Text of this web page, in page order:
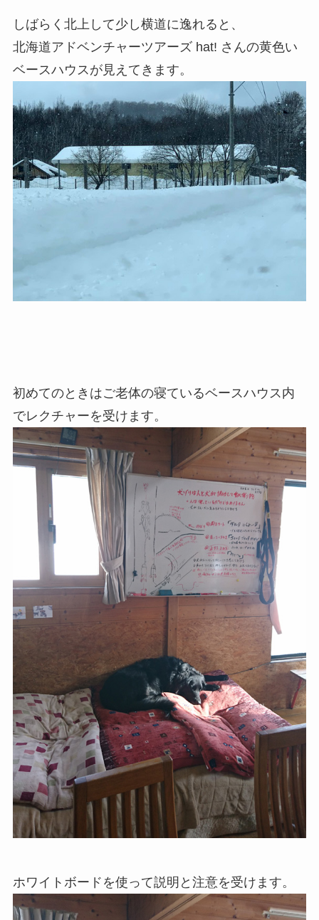
しばらく北上して少し横道に逸れると、
北海道アドベンチャーツアーズ hat! さんの黄色い
ベースハウスが見えてきます。
初めてのときはご老体の寝ているベースハウス内
でレクチャーを受けます。
ホワイトボードを使って説明と注意を受けます。